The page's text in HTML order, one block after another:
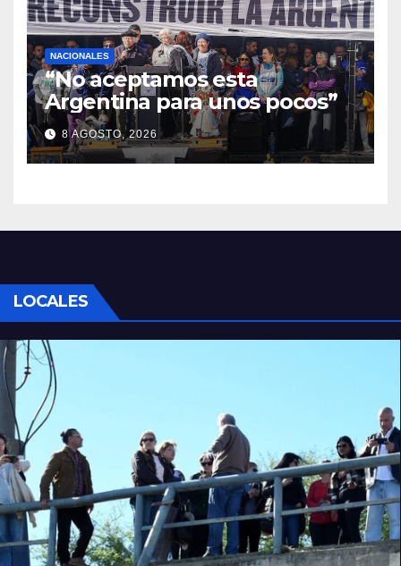
NACIONALES
“No aceptamos esta
Argentina para unos pocos”
8 AGOSTO, 2026
LOCALES